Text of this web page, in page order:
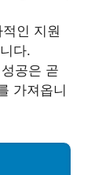
인 지원
다.
공은 곧
가져옵니